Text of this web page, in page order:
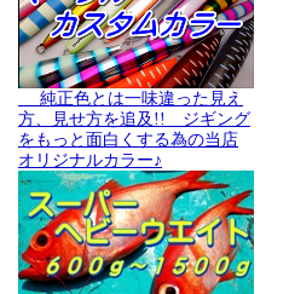
純正色とは一味違った見え
方、見せ方を追及!! ジギング
をもっと面白くする為の当店
オリジナルカラー♪